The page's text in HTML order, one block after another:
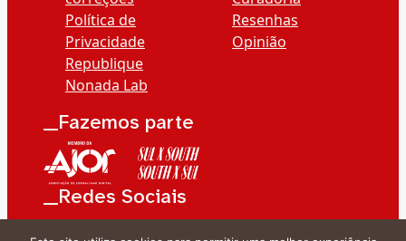
Política de
Privacidade
Republique
Nonada Lab
Resenhas
Opinião
__Fazemos parte
__Redes Sociais